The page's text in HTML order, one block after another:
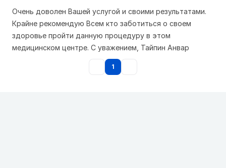
Очень доволен Вашей услугой и своими результатами.
Крайне рекомендую Всем кто заботиться о своем
здоровье пройти данную процедуру в этом
медицинском центре. С уважением, Тайпин Анвар
1